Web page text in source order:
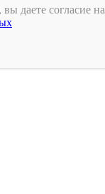
даете согласие на